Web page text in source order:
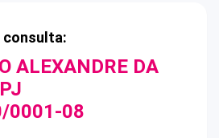
consulta:
ALEXANDRE DA
0001-08